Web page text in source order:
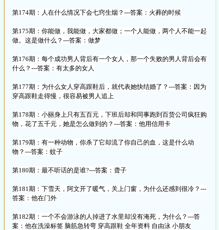
第174期：人在什么情况下会七窍生烟？---答案：火葬的时候
第175期：你能做，我能做，大家都做；一个人能做，两个人不能一起
做。这是做什么？---答案：做梦
第176期：每个成功男人背后有一个女人，那一个失败的男人背后会有
什么？---答案：有太多的女人
第177期：为什么女人穿高跟鞋后，就代表她快结婚了？---答案：因为
穿高跟鞋走得慢，很容易被男人追上
第178期：小丽身上只有五百元，下班后却和同事跑到百货公司疯狂购
物，花了五千元，她是怎么做到的？---答案：他用信用卡
第179期：有一种动物，你杀了它却流了你自己的血，这是什么动
物？---答案：蚊子
第180期：最不听话的是谁?---答案：聋子
第181期：下雪天，阿文开了暖气，关上门窗，为什么还感到很冷？---
答案：他在门外
第182期：一个不会游泳的人掉进了水里却没有淹死，为什么？---答
案：他在洗澡标签 脑筋急转弯 穿高跟鞋 全年资料 自由泳 小朋友